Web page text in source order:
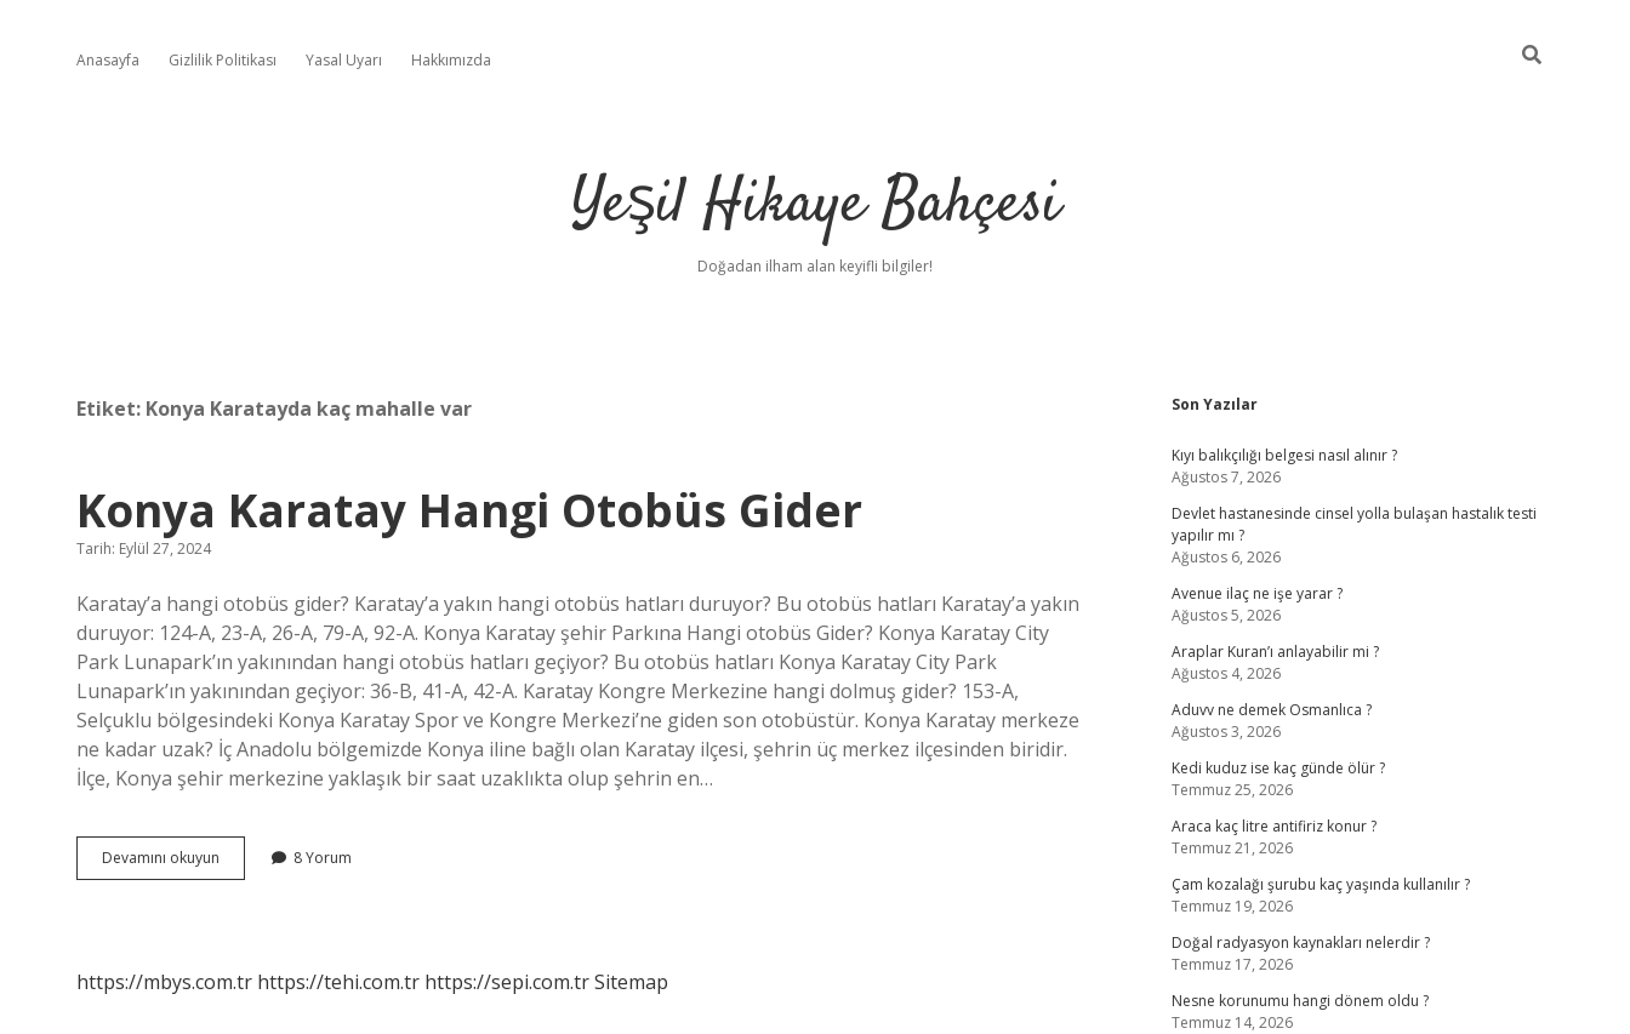
Anasayfa Gizlilik Politikası Yasal Uyarı Hakkımızda
Yeşil Hikaye Bahçesi
Doğadan ilham alan keyifli bilgiler!
Etiket: Konya Karatayda kaç mahalle var
Konya Karatay Hangi Otobüs Gider
Tarih: Eylül 27, 2024
Karatay’a hangi otobüs gider? Karatay’a yakın hangi otobüs hatları duruyor? Bu otobüs hatları Karatay’a yakın
duruyor: 124-A, 23-A, 26-A, 79-A, 92-A. Konya Karatay şehir Parkına Hangi otobüs Gider? Konya Karatay City
Park Lunapark’ın yakınından hangi otobüs hatları geçiyor? Bu otobüs hatları Konya Karatay City Park
Lunapark’ın yakınından geçiyor: 36-B, 41-A, 42-A. Karatay Kongre Merkezine hangi dolmuş gider? 153-A,
Selçuklu bölgesindeki Konya Karatay Spor ve Kongre Merkezi’ne giden son otobüstür. Konya Karatay merkeze
ne kadar uzak? İç Anadolu bölgemizde Konya iline bağlı olan Karatay ilçesi, şehrin üç merkez ilçesinden biridir.
İlçe, Konya şehir merkezine yaklaşık bir saat uzaklıkta olup şehrin en…
Devamını okuyun
Karatay
8 Yorum
https://mbys.com.tr https://tehi.com.tr https://sepi.com.trSitemap
Sidebar
Son Yazılar
Kıyı balıkçılığı belgesi nasıl alınır ?
Ağustos 7, 2026
Devlet hastanesinde cinsel yolla bulaşan hastalık testi
yapılır mı ?
Ağustos 6, 2026
Avenue ilaç ne işe yarar ?
Ağustos 5, 2026
Araplar Kuran’ı anlayabilir mi ?
Ağustos 4, 2026
Aduvv ne demek Osmanlıca ?
Ağustos 3, 2026
Kedi kuduz ise kaç günde ölür ?
Temmuz 25, 2026
Araca kaç litre antifiriz konur ?
Temmuz 21, 2026
Çam kozalağı şurubu kaç yaşında kullanılır ?
Temmuz 19, 2026
Doğal radyasyon kaynakları nelerdir ?
Temmuz 17, 2026
Nesne korunumu hangi dönem oldu ?
Temmuz 14, 2026